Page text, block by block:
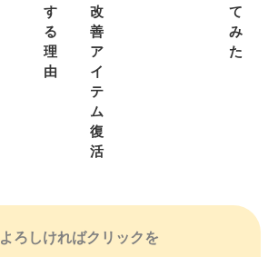
す
る
理
由
改
善
ア
イ
テ
ム
復
活
て
み
た
よろしければクリックを